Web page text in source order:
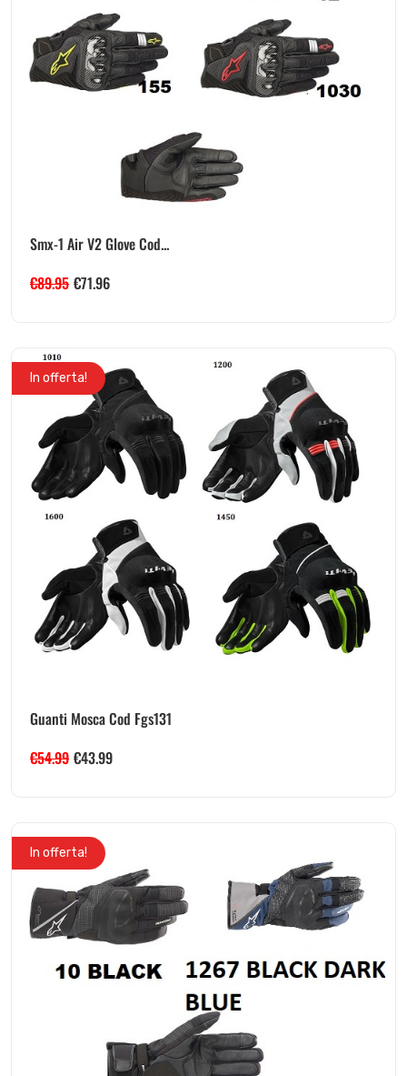
Smx-1 Air V2 Glove Cod...
€89.95 €71.96
In offerta!
Guanti Mosca Cod Fgs131
€54.99 €43.99
In offerta!